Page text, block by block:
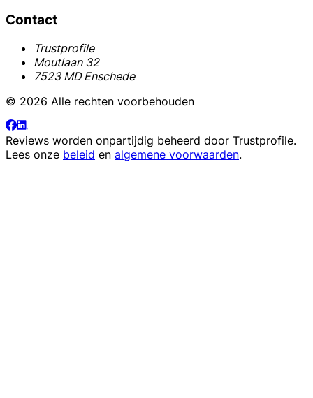
Contact
Trustprofile
Moutlaan 32
7523 MD Enschede
© 2026 Alle rechten voorbehouden
Reviews worden onpartijdig beheerd door Trustprofile.
Lees onze beleid en algemene voorwaarden.